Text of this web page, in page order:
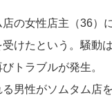
の女性店主（36）
けたという。騒動
トラブルが発生。
男性がソムタム店